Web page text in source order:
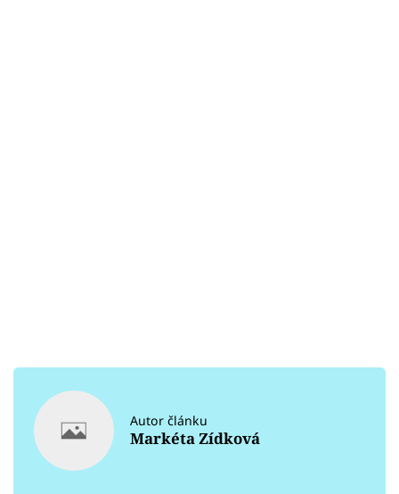
Autor článku
Markéta Zídková